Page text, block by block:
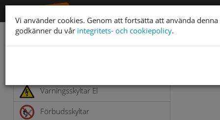
Varningsskyltar El
Förbudsskyltar
Vi använder cookies. Genom att fortsätta att använda
godkänner du vår integritets- och cookiepolicy.